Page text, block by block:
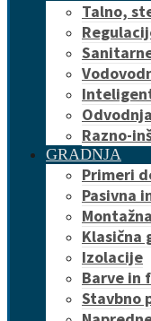
Talno,
Razno-
GRADNJA
Primeri
Pasivna
Klasična
Izolacije
Barve in
Stavbno